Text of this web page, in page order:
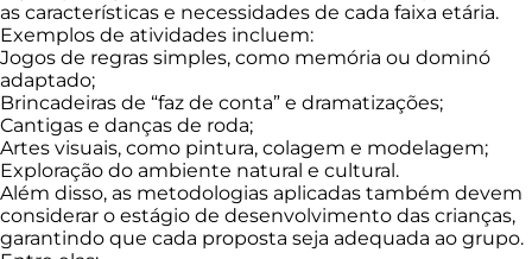
as características e necessidades de cada faixa etária.
Exemplos de atividades incluem:
Jogos de regras simples, como memória ou dominó
adaptado;
Brincadeiras de “faz de conta” e dramatizações;
Cantigas e danças de roda;
Artes visuais, como pintura, colagem e modelagem;
Exploração do ambiente natural e cultural.
Além disso, as metodologias aplicadas também devem
considerar o estágio de desenvolvimento das crianças,
garantindo que cada proposta seja adequada ao grupo.